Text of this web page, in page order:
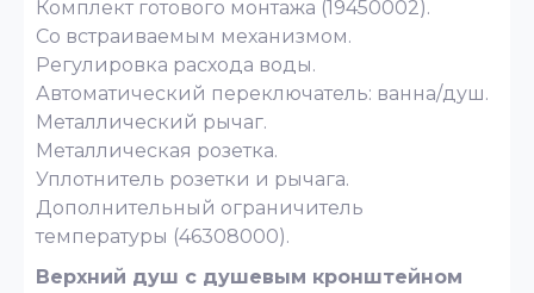
Комплект готового монтажа (19450002).
Со встраиваемым механизмом.
Регулировка расхода воды.
Автоматический переключатель: ванна/душ.
Металлический рычаг.
Металлическая розетка.
Уплотнитель розетки и рычага.
Дополнительный ограничитель
температуры (46308000).
Верхний душ с душевым кронштейном